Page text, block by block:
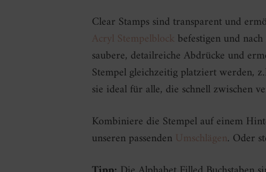
Clear Stamps sind transparent und
Acryl Stempelblockbefestigen und
saubere, detailreiche Abdrücke und
Stempel gleichzeitig platziert werden,
sie ideal für alle, die schnell zwischen
Kombiniere die Stempel auf einem
unseren passenden Umschlägen. Oder